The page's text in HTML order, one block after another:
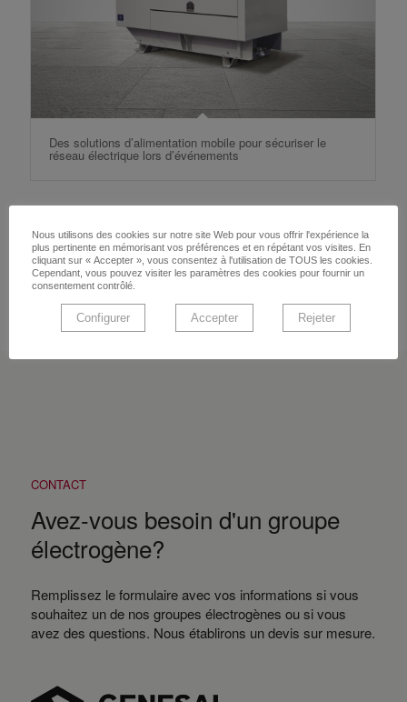
Des solutions d’alimentation mobile pour sécuriser le
réseau électrique lors d’événements
CONTACT
Avez-vous besoin d'un groupe
électrogène?
Remplissez le formulaire avec vos informations si vous
souhaitez un de nos groupes électrogènes ou si vous
avez des questions. Nous établirons un devis sur mesure.
Nous utilisons des cookies sur notre site Web pour vous offrir l'expérience la
plus pertinente en mémorisant vos préférences et en répétant vos visites. En
cliquant sur « Accepter », vous consentez à l'utilisation de TOUS les cookies.
Cependant, vous pouvez visiter les paramètres des cookies pour fournir un
consentement contrôlé.
Configurer Accepter Rejeter